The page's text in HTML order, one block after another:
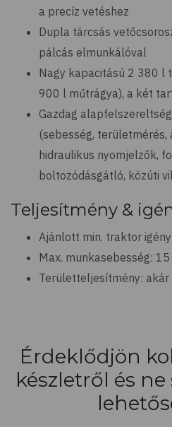
a precíz vetéshez
Dupla tárcsás
pálcás elmunkálóval
Nagy kapacitású 2 380 l
900 l műtrágya), a két
Gazdag
(sebesség, területmérés,
hidraulikus nyomjelzők,
boltozódásgátló, közúti
Teljesítmény &
Ajánlott min. traktor
Max. munkasebesség:
Területteljesítmény: akár
Érdeklődjön
készletről és ne